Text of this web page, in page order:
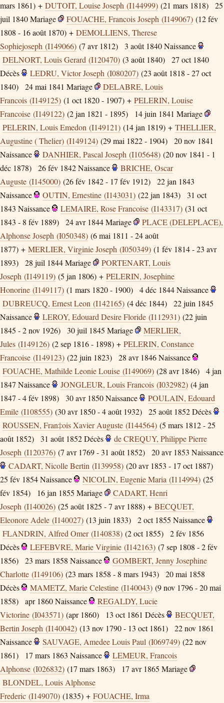
mars 1861) + DUTOIT, Louise Joseph (I144999) (21 mars 1818)
25
juil 1840Mariage FOUACHE, Francois Joseph (I149067) (12 fév
1808 - 16 août 1870) + DEMOLLIENS, Therese
Sophiejoseph (I149066) (7 avr 1812) 3 août 1840Naissance
DELNORT, Louis Gerard (I120470) (3 août 1840)
27 oct 1840
Décès
LEDRU, Victor Joseph (I080207) (23 août 1818 - 27 oct
1840)
24 mai 1841 Mariage
DELABRE, Louis
Francois (I149125) (1 oct 1820 - 1907) + PELERIN, Louise
Francoise (I149122) (2 jan 1821 - 1895) 14 juin 1841 Mariage
PELERIN, Louis Emedon (I149121) (14 jan 1819) + THELLIER,
Augustine ( Thelier) (I149124) (29 mai 1822 - 1904)
20 nov 1841
Naissance
DANHIER, Pascal Joseph (I105648) (20 nov 1841 - 1
déc 1878)
26 fév 1842Naissance
BRICHE, Oscar
Auguste (I145000) (26 fév 1842 - 17 fév 1912)
22 jan 1843
Naissance
OUTIN, Ernestine (I143031) (22 jan 1843)
31 oct
1843 Naissance LEMAIRE, Rose Francoise (I143317) (31 oct
1843 - 8 fév 1889)
24 avr 1844Mariage
PLACE (DELEPLACE),
Alphonse Joseph (I050348) (6 mai 1811 - 24 août
1877) + MERLIER, Virginie Joseph (I050349) (1 fév 1814 - 23 avr
1893)
28 juil 1844Mariage
PORTENART, Louis
Joseph (I149119) (5 jan 1806) + PELERIN, Josephine
Honorine (I149117) (1 mars 1820 - 1900) 4 déc 1844Naissance
DUBREUCQ, Ernest Leon (I142165) (4 déc 1844)
22 juin 1845
Naissance
LEROY, Edouard Desire Floride (I112931) (22 juin
1845 - 2 nov 1926)
30 juil 1845 Mariage
MERLIER,
Jules (I149126) (2 sep 1816 - 1898) + PELERIN, Constance
Francoise (I149123) (22 juin 1823) 28 avr 1846Naissance
FOUACHE, Mathilde Leonie Louise (I149069) (28 avr 1846)
4 jan
1847 Naissance JONGLEUR, Louis Francois (I032982) (4 jan
1847 - 4 fév 1898)
30 avr 1850Naissance
POULAIN, Edouard
Emile (I108555) (30 avr 1850 - 4 août 1932) 25 août 1852Décès
ROUSSEN, Fran‡ois Xavier Auguste (I144564) (5 mars 1812 - 25
août 1852)
31 août 1852Décès
de CREQUY, Philippe Pierre
Joseph (I120376) (7 avr 1769 - 31 août 1852) 20 avr 1853 Naissance
CADART, Nicolle Bertin (I139958) (20 avr 1853 - 17 oct 1887)
25 fév 1854Naissance NICOLIN, Eugenie Maria (I114994) (25
fév 1854)
16 jan 1855 Mariage
CADART, Henri
Joseph (I140026) (25 août 1825 - 7 avr 1888) + BECQUET,
Eleonore Adele (I140027) (13 juin 1833) 2 oct 1855 Naissance
FLANDRIN, Alfred Omer (I140838) (2 oct 1855)
2 fév 1856
Décès
LEFEBVRE, Marie Virginie (I142163) (7 sep 1808 - 2 fév
1856)
23 mars 1858 Naissance
GOMBERT, Jenny Josephine
Charlotte (I149106) (23 mars 1858 - 8 mars 1943)
20 mai 1858
Décès
MAMETZ, Marie Celestine (I140043) (9 nov 1796 - 20 mai
1858)
apr 1860Naissance
REGALDY, Lucie
Victorine (I043571) (apr 1860) 13 oct 1861 Décès
BECQUET,
Bertin Joseph (I140042) (13 nov 1790 - 13 oct 1861)
22 nov 1861
Naissance
SAUVAGE, Amedee Louis Paul (I069749) (22 nov
1861)
17 mars 1863 Naissance
LEMEUR, Francois
Alphonse (I026832) (17 mars 1863) 17 avr 1865 Mariage
BLONDEL, Louis Alphonse
Frederic (I149070) (1835) + FOUACHE, Irma